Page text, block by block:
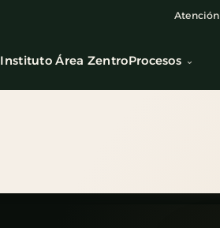
Atención
Instituto Área ZentroProcesos